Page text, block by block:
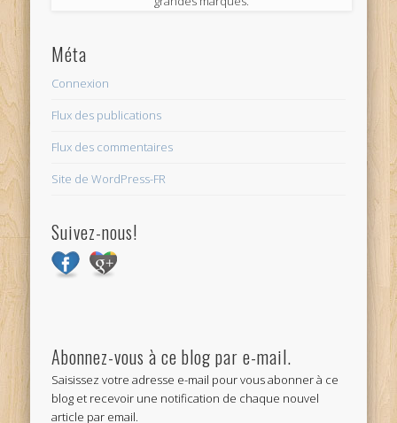
Méta
Connexion
Flux des publications
Flux des commentaires
Site de WordPress-FR
Suivez-nous!
Abonnez-vous à ce blog par e-mail.
Saisissez votre adresse e-mail pour vous abonner à ce
blog et recevoir une notification de chaque nouvel
article par email.